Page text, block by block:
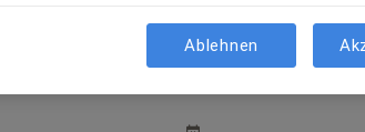
Morgen
Ablehnen